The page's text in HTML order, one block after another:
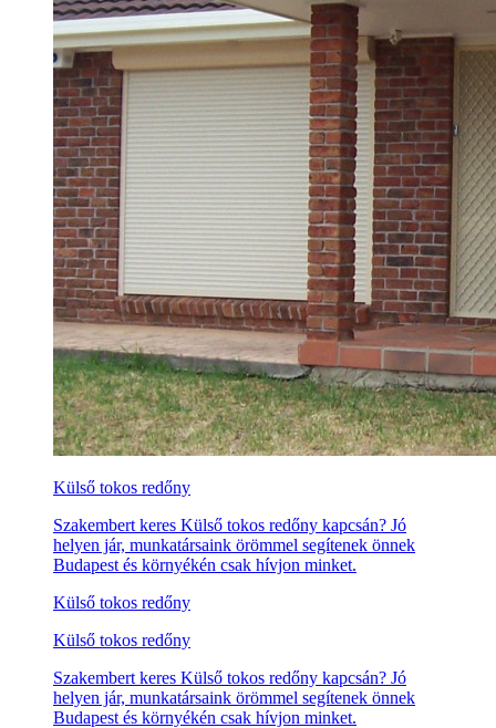
Külső tokos redőny
Szakembert keres Külső tokos redőny kapcsán? Jó
helyen jár, munkatársaink örömmel segítenek önnek
Budapest és környékén csak hívjon minket.
Külső tokos redőny
Külső tokos redőny
Szakembert keres Külső tokos redőny kapcsán? Jó
helyen jár, munkatársaink örömmel segítenek önnek
Budapest és környékén csak hívjon minket.